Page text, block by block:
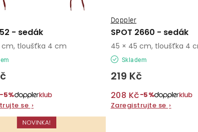
o
d
u
k
t
ů
- sedák
−5%
se ›
cm, tloušťka 4 cm
SPOT 2660 - sedák
Doppler
Skladem
219 Kč
208 Kč−5%
Zaregistrujte se ›
45 × 45 cm, tloušťka 4